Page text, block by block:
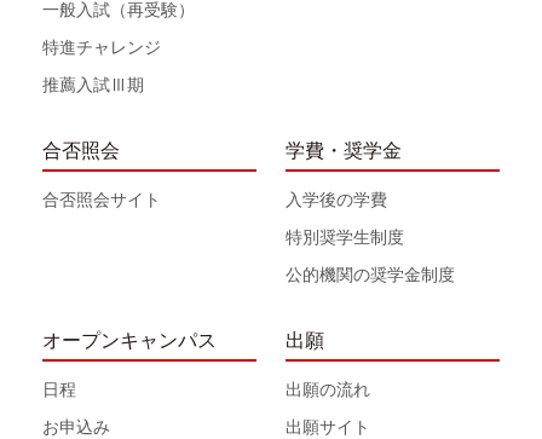
一般入試（再受験）
特進チャレンジ
推薦入試Ⅲ期
合否照会
合否照会サイト
学費・奨学金
入学後の学費
特別奨学生制度
公的機関の奨学金制度
オープンキャンパス
日程
お申込み
出願
出願の流れ
出願サイト